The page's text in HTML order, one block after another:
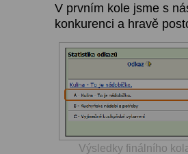
V prvním kole jsme s
konkurenci a hravě
Výsledky finálního